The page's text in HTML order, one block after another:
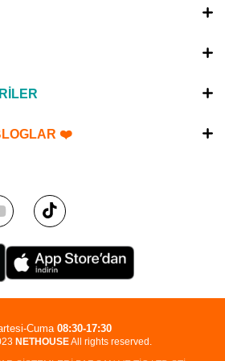
❤️
NETHOUSEAll rights reserved.
Cuma 08:30-17:30